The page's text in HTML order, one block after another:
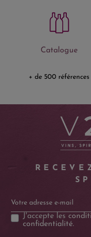
Catalogue
+ de 500 références
J'accepte les
confidentialité.